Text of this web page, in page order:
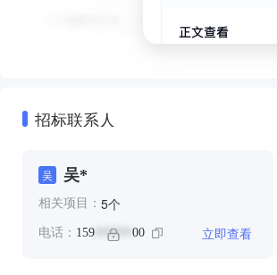
招标联系人
吴 吴*
相关项目： 5个
电话： 159 ****** 00 立即查看